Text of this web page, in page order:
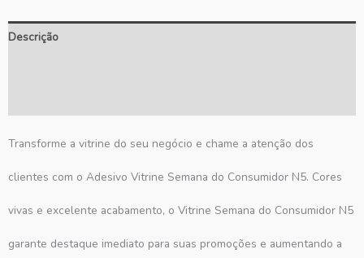
Descrição
Transforme a vitrine do seu negócio e chame a atenção dos
clientes com o Adesivo Vitrine Semana do Consumidor N5. Cores
vivas e excelente acabamento, o Vitrine Semana do Consumidor N5
garante destaque imediato para suas promoções e aumentando a